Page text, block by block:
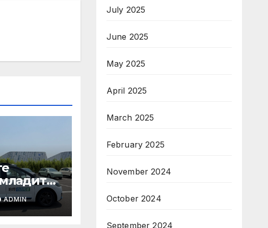
и
от
ADMIN
July 2025
June 2025
May 2025
April 2025
March 2025
February 2025
November 2024
October 2024
September 2024